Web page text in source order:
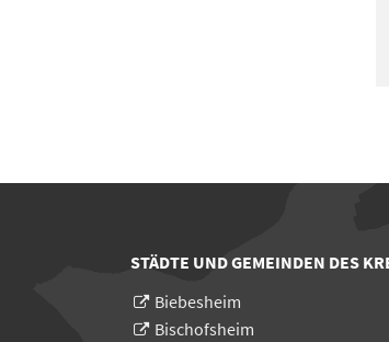
STÄDTE UND GEMEINDEN DES
Biebesheim
Bischofsheim